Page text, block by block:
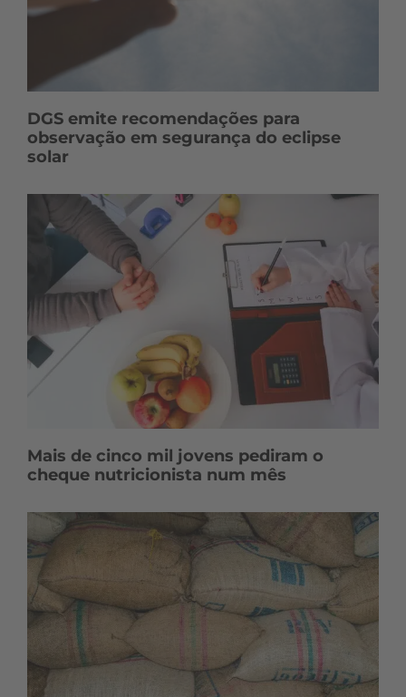
DGS emite recomendações para
observação em segurança do eclipse
solar
Mais de cinco mil jovens pediram o
cheque nutricionista num mês